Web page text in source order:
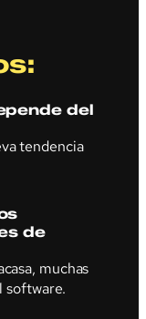
del
tendencia
de
muchas
software.